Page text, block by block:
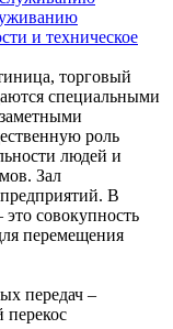
и техническое
торговый
специальными
роль
людей и
Зал
В
совокупность
перемещения
передач –
перекос